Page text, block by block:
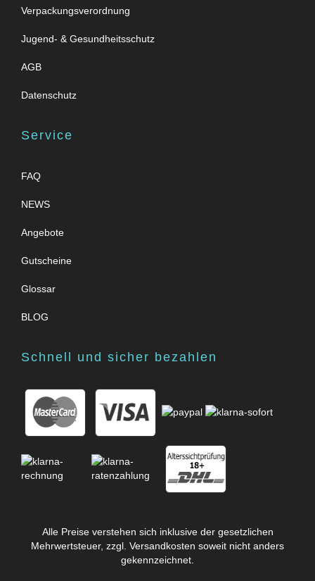
Verpackungsverordnung
Jugend- & Gesundheitsschutz
AGB
Datenschutz
Service
FAQ
NEWS
Angebote
Gutscheine
Glossar
BLOG
Schnell und sicher bezahlen
Alle Preise verstehen sich inklusive der gesetzlichen
Mehrwertsteuer, zzgl. Versandkosten soweit nicht anders
gekennzeichnet.